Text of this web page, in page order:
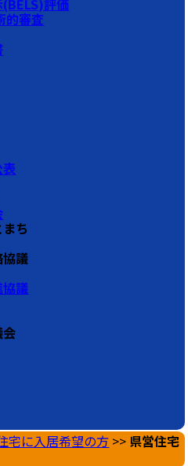
評価
的審査
ち
議
議
宅に入居希望の方 >> 県営住宅